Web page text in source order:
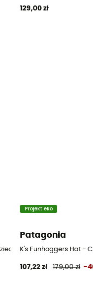
129,00 zł
Projekt eko
Patagonia
K's Funhoggers Hat -
107,22 zł 179,00 zł -